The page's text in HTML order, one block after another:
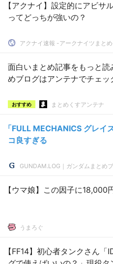
【アクナイ】設定的にアビサ
ってどっちが強いの？
アクナイ速報 -アークナイツまと
面白いまとめ記事をもっと読
めブログはアンテナでチェッ
おすすめ まとめくすアンテナ
「FULL MECHANICS グレイ
コ良すぎる
GUNDAM.LOG｜ガンダムまとめ
【ウマ娘】この因子に18,000
うまろぐ
【FF14】初心者タンクさん